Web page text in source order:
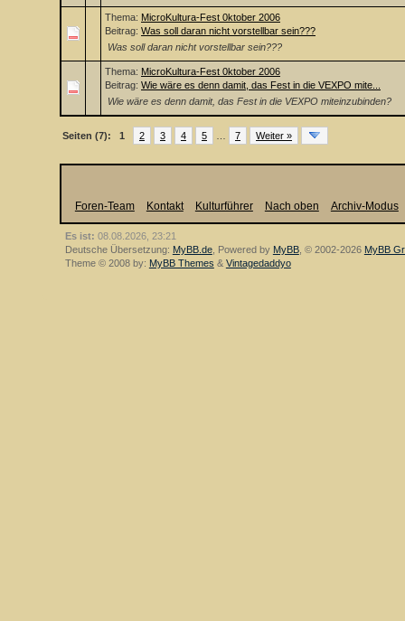
Thema: MicroKultura-Fest 0ktober 2006
Beitrag: Was soll daran nicht vorstellbar sein???
Was soll daran nicht vorstellbar sein???
Thema: MicroKultura-Fest 0ktober 2006
Beitrag: Wie wäre es denn damit, das Fest in die VEXPO mite...
Wie wäre es denn damit, das Fest in die VEXPO miteinzubinden?
Seiten (7): 1 2 3 4 5 7 Weiter »
Foren-Team Kontakt Kulturführer Nach oben Archiv-Modus
Es ist: 08.08.2026, 23:21
Deutsche Übersetzung: MyBB.de, Powered by MyBB, © 2002-2026 MyBB
Theme © 2008 by: MyBB Themes & Vintagedaddyo